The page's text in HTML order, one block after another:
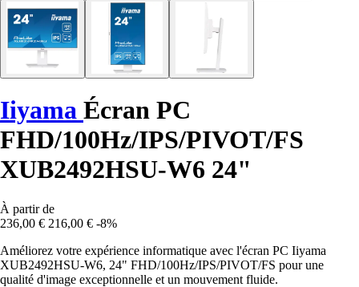
Iiyama Écran PC
FHD/100Hz/IPS/PIVOT/FS
XUB2492HSU-W6 24"
À partir de
236,00 € 216,00 € -8%
Améliorez votre expérience informatique avec l'écran PC Iiyama
XUB2492HSU-W6, 24" FHD/100Hz/IPS/PIVOT/FS pour une
qualité d'image exceptionnelle et un mouvement fluide.